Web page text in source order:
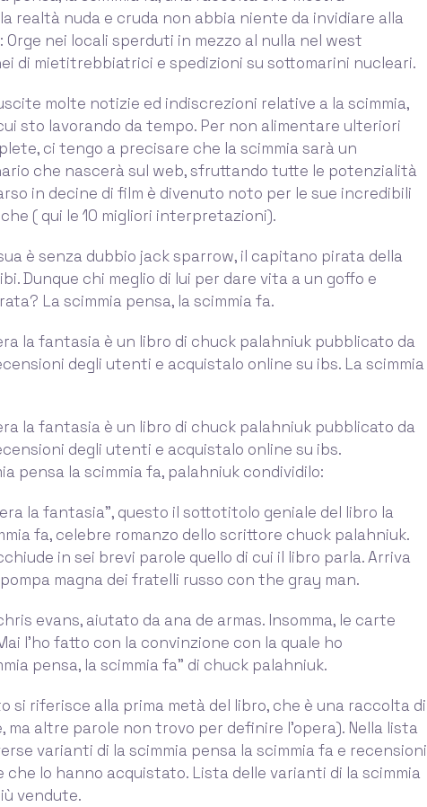
realtà nuda e cruda non abbia niente da invidiare alla
nei locali sperduti in mezzo al nulla nel west
di mietitrebbiatrici e spedizioni su sottomarini nucleari.
molte notizie ed indiscrezioni relative a la scimmia,
sto lavorando da tempo. Per non alimentare ulteriori
ci tengo a precisare che la scimmia sarà un
che nascerà sul web, sfruttando tutte le potenzialità
in decine di film è divenuto noto per le sue incredibili
( qui le 10 migliori interpretazioni).
è senza dubbio jack sparrow, il capitano pirata della
Dunque chi meglio di lui per dare vita a un goffo e
La scimmia pensa, la scimmia fa.
la fantasia è un libro di chuck palahniuk pubblicato da
degli utenti e acquistalo online su ibs. La scimmia
la fantasia è un libro di chuck palahniuk pubblicato da
degli utenti e acquistalo online su ibs.
pensa la scimmia fa, palahniuk condividilo:
la fantasia”, questo il sottotitolo geniale del libro la
fa, celebre romanzo dello scrittore chuck palahniuk.
in sei brevi parole quello di cui il libro parla. Arriva
magna dei fratelli russo con the gray man.
evans, aiutato da ana de armas. Insomma, le carte
l’ho fatto con la convinzione con la quale ho
pensa, la scimmia fa” di chuck palahniuk.
si riferisce alla prima metà del libro, che è una raccolta di
ma altre parole non trovo per definire l’opera). Nella lista
varianti di la scimmia pensa la scimmia fa e recensioni
che lo hanno acquistato. Lista delle varianti di la scimmia
vendute.